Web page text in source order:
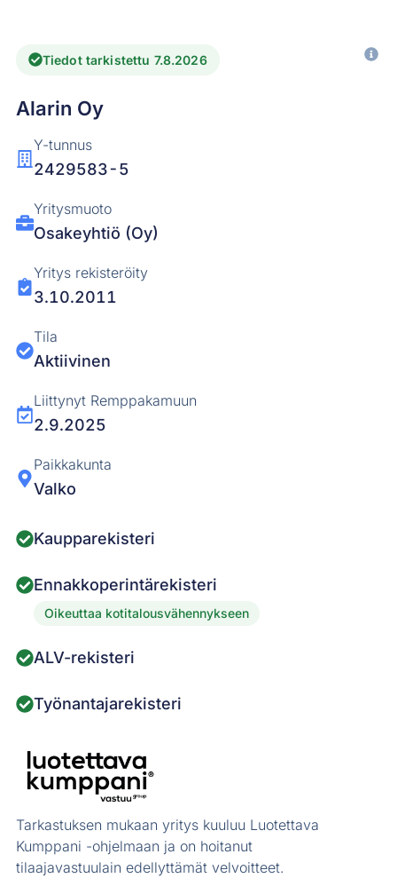
Tiedot tarkistettu 7.8.2026
Alarin Oy
Y-tunnus
2429583-5
Yritysmuoto
Osakeyhtiö (Oy)
Yritys rekisteröity
3.10.2011
Tila
Aktiivinen
Liittynyt Remppakamuun
2.9.2025
Paikkakunta
Valko
Kaupparekisteri
Ennakkoperintärekisteri
Oikeuttaa kotitalousvähennykseen
ALV-rekisteri
Työnantajarekisteri
Tarkastuksen mukaan yritys kuuluu Luotettava
Kumppani -ohjelmaan ja on hoitanut
tilaajavastuulain edellyttämät velvoitteet.